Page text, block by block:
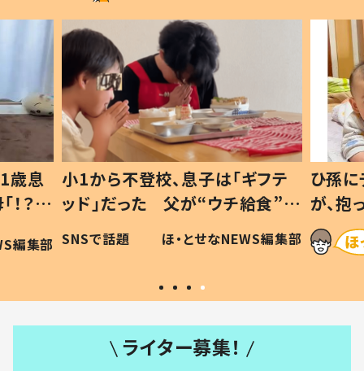
歳息
？」
編集部
小1から不登校、息子は「ギフテ
ッド」だった 父が“ウチ給食”を
作り続ける理由とは #令和の親
#令和の子
SNSで話題 ほ・とせなNEWS編集部
ひ孫
が、
「涙が
い」
ライター募集！